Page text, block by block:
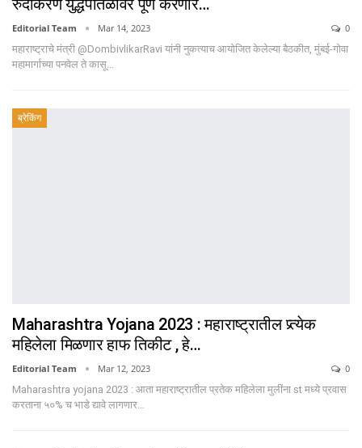
Editorial Team Mar 14, 2023
0
महाराष्ट्राचे मंत्री @DombivlikarRavi यांनी नुकत्याच आयोजित केलेल्या बैठकीत, मुंबई-गोवा
महामार्गाच्या पनवेल ते कासू…
ब्रेकिंग
Maharashtra Yojana 2023 : महाराष्ट्रातील प्र्त्येक
महिलेला मिळणार हाफ तिकीट , हे…
Editorial Team Mar 12, 2023
0
Maharashtra yojana 2023 : आता महाराष्ट्रातील प्रतेक महिलेला मुलींना st मध्ये प्रवास
करताना ५०% च भाडे द्यावे लागणार…